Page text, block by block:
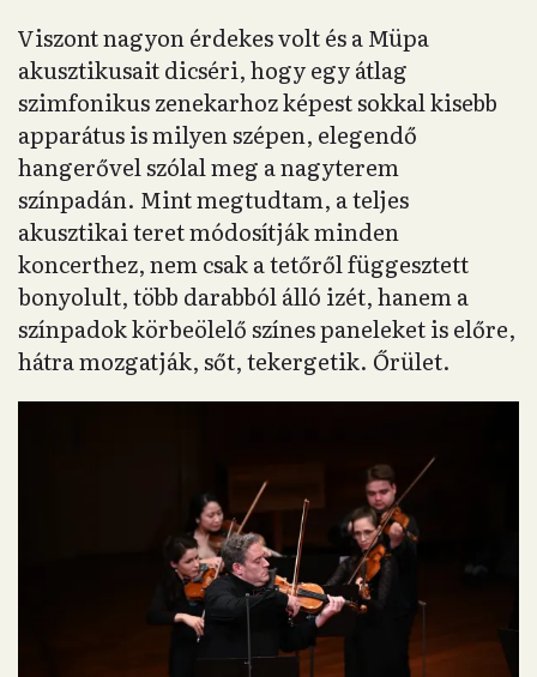
Viszont nagyon érdekes volt és a Müpa
akusztikusait dicséri, hogy egy átlag
szimfonikus zenekarhoz képest sokkal kisebb
apparátus is milyen szépen, elegendő
hangerővel szólal meg a nagyterem
színpadán. Mint megtudtam, a teljes
akusztikai teret módosítják minden
koncerthez, nem csak a tetőről függesztett
bonyolult, több darabból álló izét, hanem a
színpadok körbeölelő színes paneleket is előre,
hátra mozgatják, sőt, tekergetik. Őrület.